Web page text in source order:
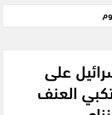
على
العنف